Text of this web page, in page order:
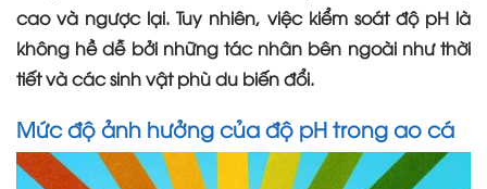
cao và ngược lại. Tuy nhiên, việc kiểm soát độ pH là
không hề dễ bởi những tác nhân bên ngoài như thời
tiết và các sinh vật phù du biến đổi.
Mức độ ảnh hưởng của độ pH trong ao cá